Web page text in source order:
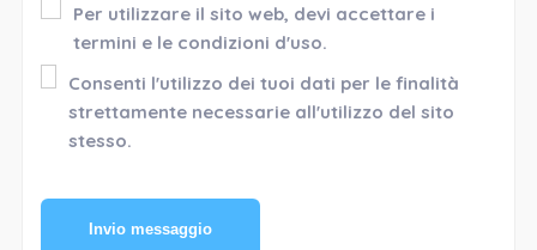
Per utilizzare il sito web, devi accettare i
termini e le condizioni d'uso.
Consenti l'utilizzo dei tuoi dati per le finalità
strettamente necessarie all'utilizzo del sito
stesso.
Invio messaggio